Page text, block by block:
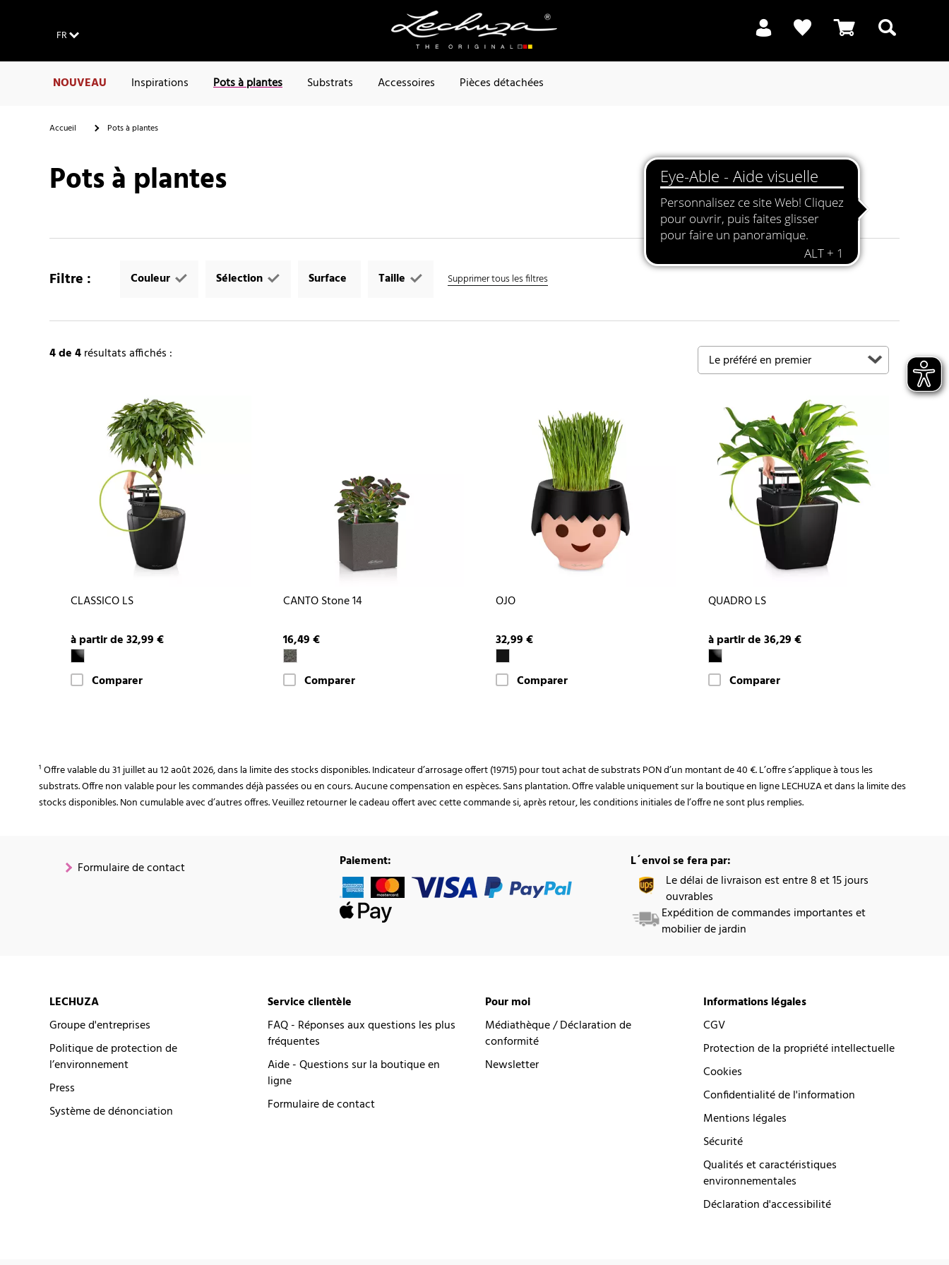
FR
NOUVEAU Inspirations Pots à plantes Substrats Accessoires Pièces détachées
Accueil Pots à plantes
Pots à plantes
Filtre : Couleur Sélection Surface Taille Supprimer tous les filtres
4de 4résultats affichés :
CLASSICO LS
à partir de 32,99 €
Comparer
CANTO Stone 14
16,49 €
Comparer
OJO
32,99 €
Comparer
QUADRO LS
à partir de 36,29 €
Comparer
¹ Offre valable du 31 juillet au 12 août 2026, dans la limite des stocks disponibles. Indicateur d’arrosage offert (19715) pour tout achat de substrats PON d’un montant de 40 €. L’offre s’applique à tous les
substrats. Offre non valable pour les commandes déjà passées ou en cours. Aucune compensation en espèces. Sans plantation. Offre valable uniquement sur la boutique en ligne LECHUZA et dans la limite des
stocks disponibles. Non cumulable avec d’autres offres. Veuillez retourner le cadeau offert avec cette commande si, après retour, les conditions initiales de l’offre ne sont plus remplies.
Formulaire de contact Paiement:
L´envoi se fera par:
Le délai de livraison est entre 8 et 15 jours
ouvrables
Expédition de commandes importantes et
mobilier de jardin
LECHUZA
Groupe d'entreprises
Politique de protection de
l’environnement
Press
Système de dénonciation
Service clientèle
FAQ - Réponses aux questions les plus
fréquentes
Aide - Questions sur la boutique en
ligne
Formulaire de contact
Pour moi
Médiathèque / Déclaration de
conformité
Newsletter
Informations légales
CGV
Protection de la propriété intellectuelle
Cookies
Confidentialité de l'information
Mentions légales
Sécurité
Qualités et caractéristiques
environnementales
Déclaration d'accessibilité